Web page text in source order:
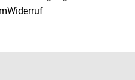
Widerruf